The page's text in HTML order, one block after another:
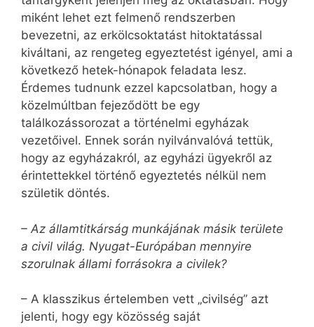
miként lehet ezt felmenő rendszerben
bevezetni, az erkölcsoktatást hitoktatással
kiváltani, az rengeteg egyeztetést igényel, ami a
következő hetek-hónapok feladata lesz.
Érdemes tudnunk ezzel kapcsolatban, hogy a
közelmúltban fejeződött be egy
találkozássorozat a történelmi egyházak
vezetőivel. Ennek során nyilvánvalóvá tettük,
hogy az egyházakról, az egyházi ügyekről az
érintettekkel történő egyeztetés nélkül nem
születik döntés.
– Az államtitkárság munkájának másik területe
a civil világ. Nyugat-Európában mennyire
szorulnak állami forrásokra a civilek?
– A klasszikus értelemben vett „civilség” azt
jelenti, hogy egy közösség saját